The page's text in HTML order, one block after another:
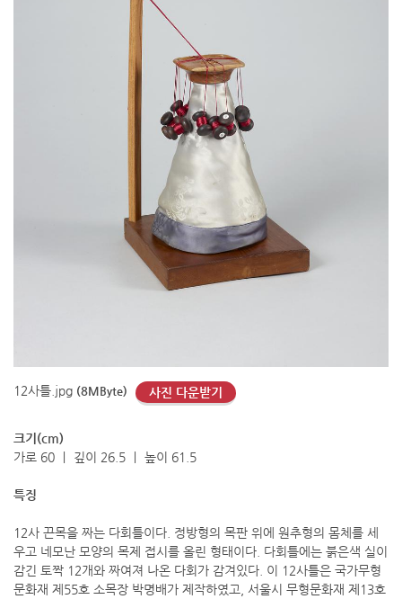
12사틀.jpg (8MByte) 사진 다운받기
크기(cm)
가로 60 ㅣ 깊이 26.5 ㅣ 높이 61.5
특징
12사 끈목을 짜는 다회틀이다. 정방형의 목판 위에 원추형의 몸체를 세
우고 네모난 모양의 목제 접시를 올린 형태이다. 다회틀에는 붉은색 실이
감긴 토짝 12개와 짜여져 나온 다회가 감겨있다. 이 12사틀은 국가무형
문화재 제55호 소목장 박명배가 제작하였고, 서울시 무형문화재 제13호